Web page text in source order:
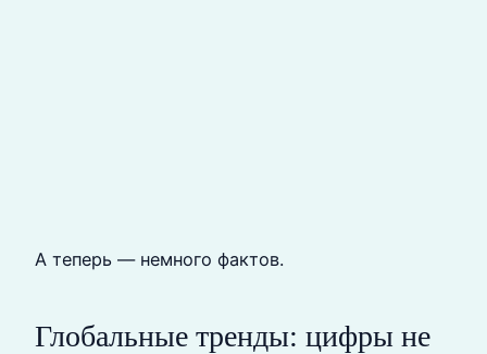
А теперь — немного фактов.
Глобальные тренды: цифры не